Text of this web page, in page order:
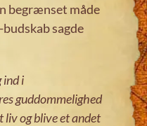
begrænset måde
-budskab sagde
ind i
guddommelighed
liv og blive et andet